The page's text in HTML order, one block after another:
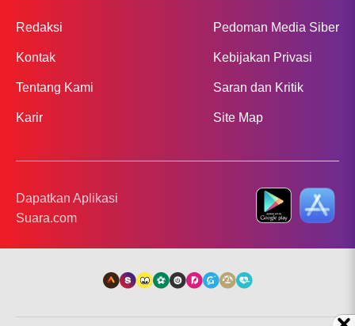
Redaksi
Kontak
Tentang Kami
Karir
Pedoman Media Siber
Kebijakan Privasi
Saran dan Kritik
Site Map
Dapatkan Aplikasi
Suara.com